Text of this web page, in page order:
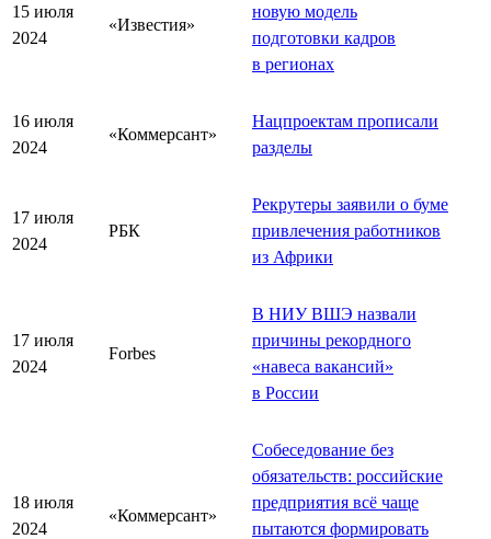
15 июля
2024
«Известия»
новую модель
подготовки кадров
в регионах
16 июля
2024
«Коммерсант»
Нацпроектам прописали
разделы
17 июля
2024
РБК
Рекрутеры заявили о буме
привлечения работников
из Африки
17 июля
2024
Forbes
В НИУ ВШЭ назвали
причины рекордного
«навеса вакансий»
в России
18 июля
2024
«Коммерсант»
Собеседование без
обязательств: российские
предприятия всё чаще
пытаются формировать